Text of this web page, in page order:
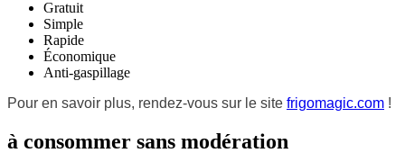
Gratuit
Simple
Rapide
Économique
Anti-gaspillage
Pour en savoir plus, rendez-vous sur le site frigomagic.com !
à consommer sans modération